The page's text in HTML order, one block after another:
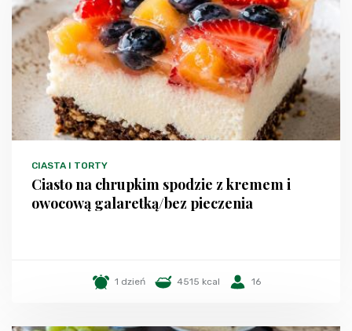
CIASTA I TORTY
Ciasto na chrupkim spodzie z kremem i
owocową galaretką/bez pieczenia
1 dzień 4515 kcal 16